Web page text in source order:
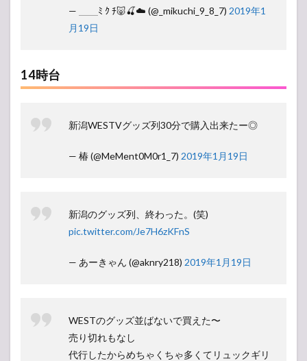
— ＿＿ﾐ ｸ ﾁ🐷🍒☁️ (@_mikuchi_9_8_7) 2019年1
月19日
14時台
新潟WESTVグッズ列30分で購入出来たー◎
— 椿 (@MeMent0M0r1_7) 2019年1月19日
新潟のグッズ列、終わった。(笑)
pic.twitter.com/Je7H6zKFnS
— あーきゃん (@aknry218) 2019年1月19日
WESTのグッズ並ばないで買えた〜
売り切れもなし
代行したからめちゃくちゃ多くてリュックギリ